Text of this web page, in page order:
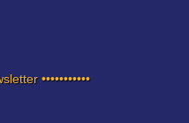
•••••••••••